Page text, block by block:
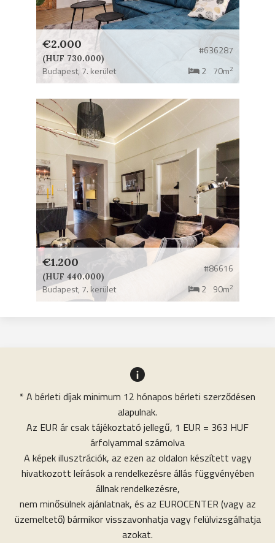
€2.000
(HUF 730.000)
#636287
Budapest, 7. kerület 2 70m2
€1.200
(HUF 440.000)
#86616
Budapest, 7. kerület 2 90m2
* A bérleti díjak minimum 12 hónapos bérleti szerződésen
alapulnak.
Az EUR ár csak tájékoztató jellegű, 1 EUR = 363 HUF
árfolyammal számolva
A képek illusztrációk, az ezen az oldalon készített vagy
hivatkozott leírások a rendelkezésre állás függvényében
állnak rendelkezésre,
nem minősülnek ajánlatnak, és az EUROCENTER (vagy az
üzemeltető) bármikor visszavonhatja vagy felülvizsgálhatja
azokat.